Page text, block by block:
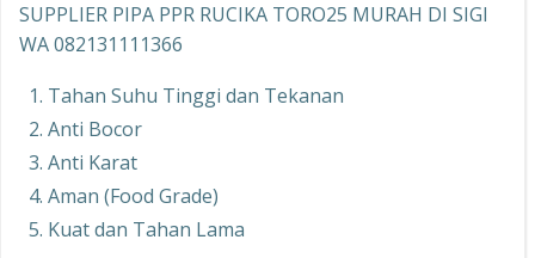
SUPPLIER PIPA PPR RUCIKA TORO25 MURAH DI SIGI
WA 082131111366
Tahan Suhu Tinggi dan Tekanan
Anti Bocor
Anti Karat
Aman (Food Grade)
Kuat dan Tahan Lama